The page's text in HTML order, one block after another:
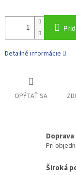
cena:
Detailné informácie
OPÝTAŤ SA
Doprava
Pri
Široká